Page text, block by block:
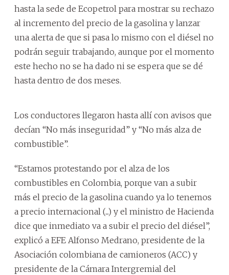
hasta la sede de Ecopetrol para mostrar su rechazo
al incremento del precio de la gasolina y lanzar
una alerta de que si pasa lo mismo con el diésel no
podrán seguir trabajando, aunque por el momento
este hecho no se ha dado ni se espera que se dé
hasta dentro de dos meses.
Los conductores llegaron hasta allí con avisos que
decían “No más inseguridad” y “No más alza de
combustible”.
“Estamos protestando por el alza de los
combustibles en Colombia, porque van a subir
más el precio de la gasolina cuando ya lo tenemos
a precio internacional (...) y el ministro de Hacienda
dice que inmediato va a subir el precio del diésel”,
explicó a EFE Alfonso Medrano, presidente de la
Asociación colombiana de camioneros (ACC) y
presidente de la Cámara Intergremial del